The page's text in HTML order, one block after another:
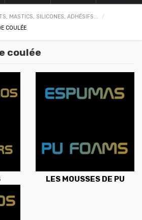
MASTICS, SILICONES, ADHÉSIFS...
COULÉE
coulée
LES MOUSSES DE PU